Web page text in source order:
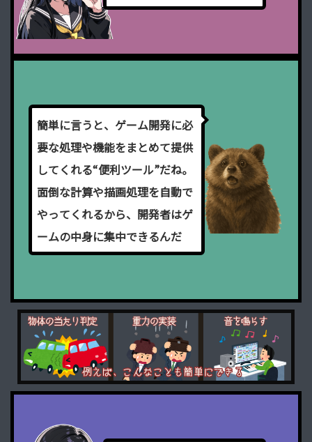
簡単に言う と、 ゲーム開発に必
要な処理や機能をまとめて提供
してく れる“便利ツール”だね。
面倒な計算や描画処理を自動で
やってく れるから、 開発者はゲ
ームの中身に集中できるんだ